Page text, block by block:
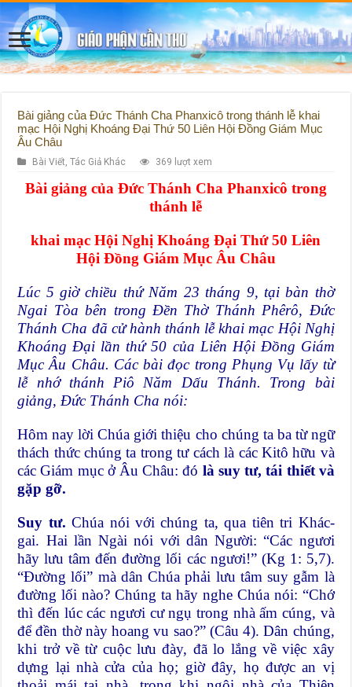
Bài giảng của Đức Thánh Cha Phanxicô trong thánh lễ khai
mạc Hội Nghị Khoáng Đại Thứ 50 Liên Hội Đồng Giám Mục
Âu Châu
Bài Viết ,Tác Giả Khác 369 lượt xem
Bài giảng của Đức Thánh Cha Phanxicô trong
thánh lễ
khai mạc Hội Nghị Khoáng Đại Thứ 50 Liên
Hội Đồng Giám Mục Âu Châu
Lúc 5 giờ chiều thứ Năm 23 tháng 9, tại bàn thờ
Ngai Tòa bên trong Đền Thờ Thánh Phêrô, Đức
Thánh Cha đã cử hành thánh lễ khai mạc Hội Nghị
Khoáng Đại lần thứ 50 của Liên Hội Đồng Giám
Mục Âu Châu. Các bài đọc trong Phụng Vụ lấy từ
lễ nhớ thánh Piô Năm Dấu Thánh. Trong bài
giảng, Đức Thánh Cha nói:
Hôm nay lời Chúa giới thiệu cho chúng ta ba từ ngữ
thách thức chúng ta trong tư cách là các Kitô hữu và
các Giám mục ở Âu Châu: đó là suy tư, tái thiết và
gặp gỡ.
Suy tư. Chúa nói với chúng ta, qua tiên tri Khác-
gai. Hai lần Ngài nói với dân Người: “Các ngươi
hãy lưu tâm đến đường lối các ngươi!” (Kg 1: 5,7).
“Đường lối” mà dân Chúa phải lưu tâm suy gẫm là
đường lối nào? Chúng ta hãy nghe Chúa nói: “Chớ
thì đến lúc các ngươi cư ngụ trong nhà ấm cúng, và
để đền thờ này hoang vu sao?” (Câu 4). Dân chúng,
khi trở về từ cuộc lưu đày, đã lo lắng về việc xây
dựng lại nhà cửa của họ; giờ đây, họ được an vị